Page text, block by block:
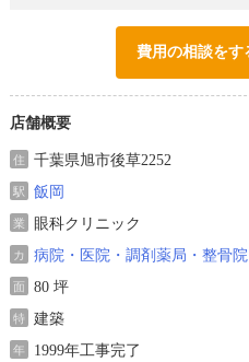
費用の相談をす
店舗概要
住 千葉県旭市後草2252
駅 飯岡
業 眼科クリニック
カ 病院・医院・調剤薬局・整骨院
面 80 坪
特 建築
年 1999年工事完了